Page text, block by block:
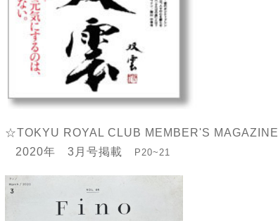
☆TOKYU ROYAL CLUB MEMBER'S MAGAZINE
2020年 3月号掲載
P20~21